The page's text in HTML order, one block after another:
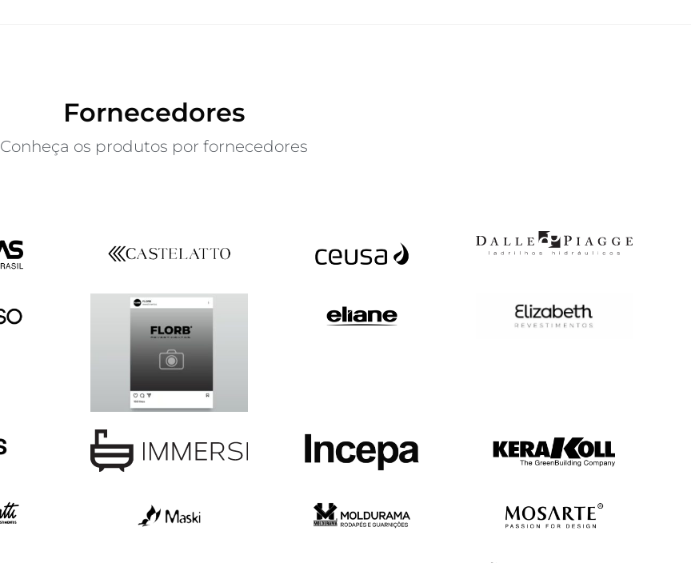
Fornecedores
Conheça os produtos por fornecedores